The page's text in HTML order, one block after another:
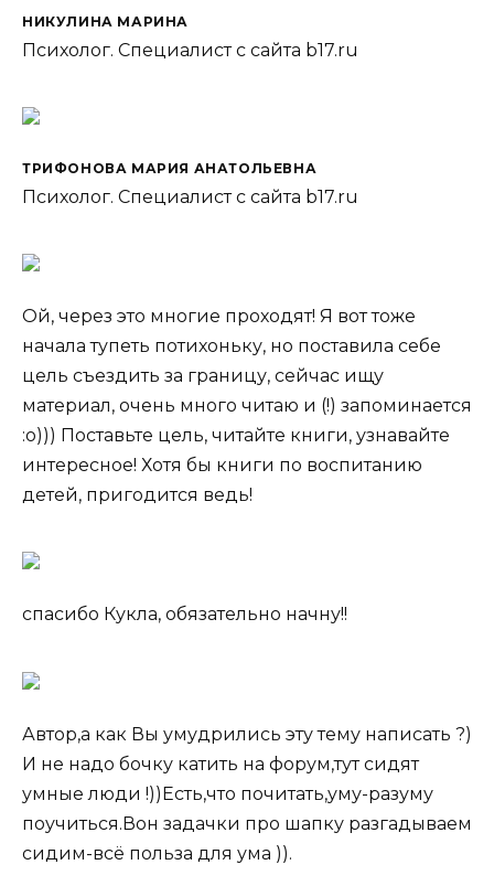
НИКУЛИНА МАРИНА
Психолог. Специалист с сайта b17.ru
ТРИФОНОВА МАРИЯ АНАТОЛЬЕВНА
Психолог. Специалист с сайта b17.ru
Ой, через это многие проходят! Я вот тоже
начала тупеть потихоньку, но поставила себе
цель съездить за границу, сейчас ищу
материал, очень много читаю и (!) запоминается
:о))) Поставьте цель, читайте книги, узнавайте
интересное! Хотя бы книги по воспитанию
детей, пригодится ведь!
спасибо Кукла, обязательно начну!!
Автор,а как Вы умудрились эту тему написать ?)
И не надо бочку катить на форум,тут сидят
умные люди !))Есть,что почитать,уму-разуму
поучиться.Вон задачки про шапку разгадываем
сидим-всё польза для ума )).